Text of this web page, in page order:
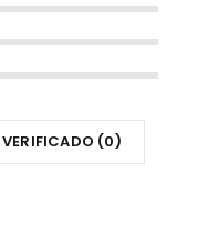
VERIFICADO (0)